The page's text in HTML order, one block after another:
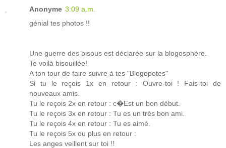
Anonyme 3:09 a.m.
génial tes photos !!
Une guerre des bisous est déclarée sur la blogosphère.
Te voilà bisouillée!
A ton tour de faire suivre à tes "Blogopotes"
Si tu le reçois 1x en retour : Ouvre-toi ! Fais-toi de
nouveaux amis.
Tu le reçois 2x en retour : c�Est un bon début.
Tu le reçois 3x en retour : Tu es un très bon ami.
Tu le reçois 4x en retour : Tu es aimé.
Tu le reçois 5x ou plus en retour :
Les anges veillent sur toi !!